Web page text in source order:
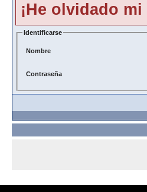
¡He olvidado
Identificarse
Nombre
Contraseña